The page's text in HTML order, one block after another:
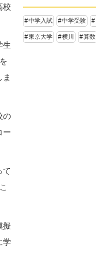
校
生
の
ー
て
擬
学
中学入試 中学受験
東京大学 横川 算数